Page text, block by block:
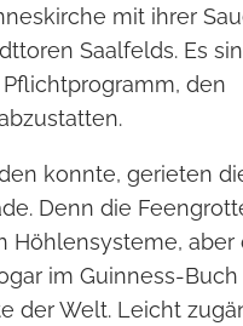
mit ihrer
Saalfelds. Es
den
konnte, gerieten
Denn die
Höhlensysteme, aber
im Guinness-
der Welt. Leicht